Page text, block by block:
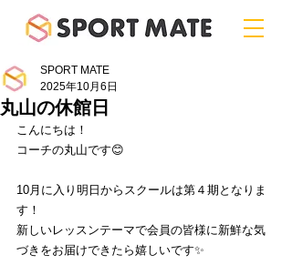
丸山の休館日
SPORT MATE
2025年10月6日
こんにちは！
コーチの丸山です😊
10月に入り明日からスクールは第４期となりま
す！
新しいレッスンテーマで会員の皆様に新鮮な気
づきをお届けできたら嬉しいです✨